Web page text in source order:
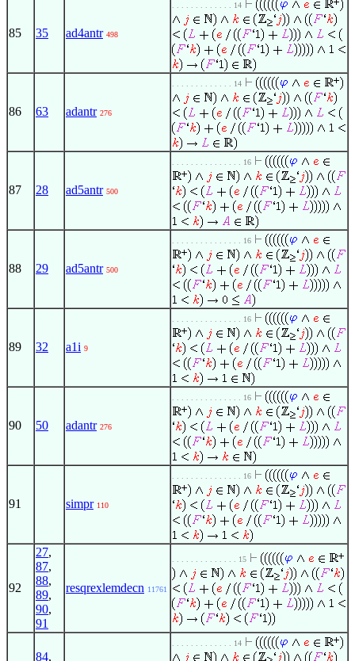
85 35 ad4antr 498
. . . . . . . . . . . . . 14
86 63 adantr 276
. . . . . . . . . . . . . 14
87 28 ad5antr 500
. . . . . . . . . . . . . . . 16
88 29 ad5antr 500
. . . . . . . . . . . . . . . 16
89 32 a1i 9
. . . . . . . . . . . . . . . 16
90 50 adantr 276
. . . . . . . . . . . . . . . 16
91 simpr 110
. . . . . . . . . . . . . . . 16
92
27,
87,
88,
89,
90,
91
resqrexlemdecn 11761
. . . . . . . . . . . . . . 15
84,
. . . . . . . . . . . . . 14